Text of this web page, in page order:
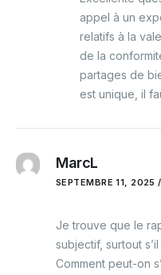
appel à un
relatifs à la
de la
partages de
est unique, il
MarcL
SEPTEMBRE 11, 2025
Je trouve que le
subjectif, surtout
Comment peut-on